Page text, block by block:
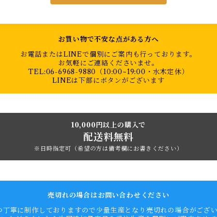
お買い物で不安な点がある方へ
お電話またはLINEで個別にご案内も行っております。
お気軽にご連絡くださいませ。
TEL:06-6968-9880（10:00~19:00・水木定休）
LINEは下部にボタンがございます
10,000円以上の購入で
配送料無料
※日時指定可（希望の方は備考欄にお書きください）
売切れの場合はお問い合わせください
丁寧に制作しておりますので少量生産となり売切れの場合がござ